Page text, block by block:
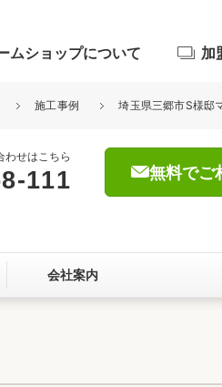
屋根・外壁
ムショップについて
る、価値・性能向上
加
施工事例 埼玉県三郷市S様邸マンション洗面化粧台改修交換工事
わせはこちら
111 無料でご
会社案内